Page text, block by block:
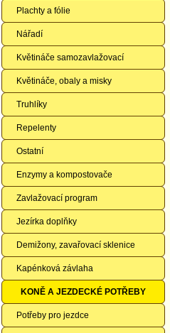
Plachty a fólie
Nářadí
Květináče samozavlažovací
Květináče, obaly a misky
Truhlíky
Repelenty
Ostatní
Enzymy a kompostovače
Zavlažovací program
Jezírka doplňky
Demižony, zavařovací sklenice
Kapénková závlaha
KONĚ A JEZDECKÉ POTŘEBY
Potřeby pro jezdce